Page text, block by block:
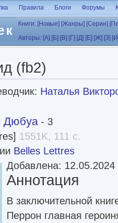
Правила Блоги Форумы
Книги: [Новые] [Жанры] [Серии]
Авторы: [А] [Б] [В] [Г] [Д] [Е] [Ж] [З]
(fb2)
Наталья
Дюбуа - 3
1551K, 111 с.
Belles Lettres
Добавлена: 12.05.2024
Аннотация
В заключительной
Перрон главная